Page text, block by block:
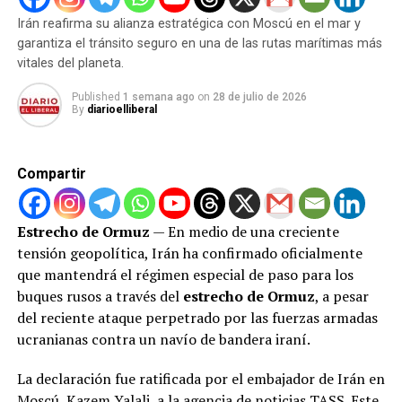
inaceptable, abogando por mantener la «libertad de
operación» militar y expandir la presencia en el
territorio.
La brecha entre los discursos de paz y la violencia en el
terreno deja a la población gazatí atrapada en una crisis
Sin embargo, las acusaciones no se quedan solo en el
terreno del discurso. El gobierno iraquí confirmó que
sus fuerzas de seguridad han logrado interceptar y
detener a varios individuos vinculados a estas redes.
Durante los interrogatorios, los sospechosos confesaron
minuciosamente la participación directa de la
Este hallazgo no solo pone en evidencia la fragilidad de
las fronteras ante la guerra de espionaje
contemporánea, sino que también amenaza con
redefinir las alianzas diplomáticas y las tensiones
militares en la zona. Irak, que durante años ha luchado
por consolidar su soberanía e institucionalidad, se
encuentra ahora en la encrucijada de contener una
interferencia externa inédita que busca utilizar su suelo
como un tablero de ajedrez para intereses ajenos. La
comunidad internacional observa con cautela, a la
Irán reafirma su alianza estratégica con Moscú en el mar y
garantiza el tránsito seguro en una de las rutas marítimas más
vitales del planeta.
Published 1 semana ago on 28 de julio de 2026
By diarioelliberal
Compartir
Estrecho de Ormuz — En medio de una creciente
tensión geopolítica, Irán ha confirmado oficialmente
que mantendrá el régimen especial de paso para los
buques rusos a través del estrecho de Ormuz, a pesar
del reciente ataque perpetrado por las fuerzas armadas
ucranianas contra un navío de bandera iraní.
La declaración fue ratificada por el embajador de Irán en